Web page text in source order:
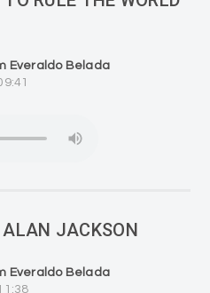
Everaldo Belada
JACKSON
Everaldo Belada